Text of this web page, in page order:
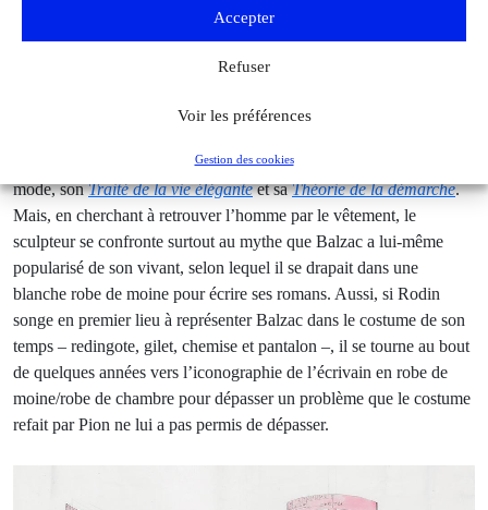
Accepter
Refuser
Voir les préférences
Gestion des cookies
Balzac à plus d’un titre. C’est tout d’abord l’esprit de 1830 que le
sculpteur fait revivre, tant les tailleurs de l’époque de l’écrivain ont
saisir les mensurations de leurs clients, et tant cela a permis de
lesquels Balzac écrivait à la même période, dans des journaux de
mode, sonTraité de la vie élégante et saThéorie de la démarche.
Mais, en cherchant à retrouver l’homme par le vêtement, le
sculpteur se confronte surtout au mythe que Balzac a lui-même
popularisé de son vivant, selon lequel il se drapait dans une
blanche robe de moine pour écrire ses romans. Aussi, si Rodin
songe en premier lieu à représenter Balzac dans le costume de son
temps – redingote, gilet, chemise et pantalon –, il se tourne au bout
de quelques années vers l’iconographie de l’écrivain en robe de
moine/robe de chambre pour dépasser un problème que le costume
refait par Pion ne lui a pas permis de dépasser.